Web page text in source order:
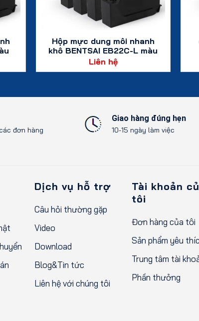
Hộp mực dung môi nhanh
khô BENTSAI EB22C-L màu
xanh lục lam – 4 hộp
Liên hệ
đơn hàng
Giao hàng đúng hẹn
10-15 ngày làm việc
Dịch vụ hỗ trợ
Câu hỏi thường gặp
Video
Download
Blog&Tin tức
Liên hệ với chúng tôi
Tài khoản
tôi
Đơn hàng của tôi
Sản phẩm yêu
Trung tâm tài
Phần thưởng